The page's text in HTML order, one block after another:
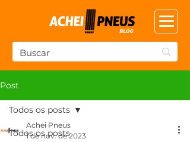
Post
Todos os posts
Todos os posts
Achei Pneus
1 de nov. de 2023